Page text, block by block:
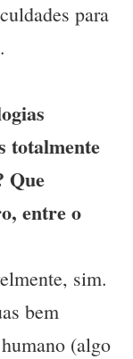
para
totalmente
Que
entre o
sim.
bem
(algo